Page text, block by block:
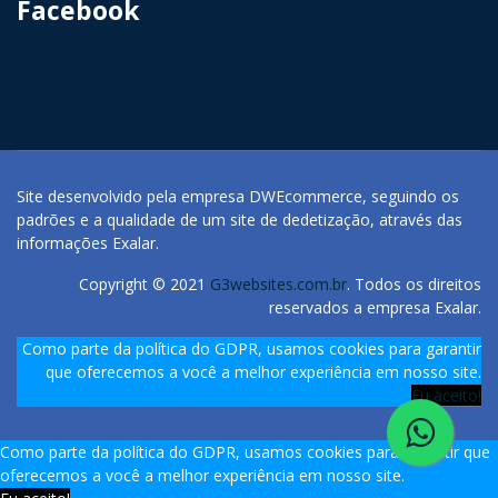
Facebook
Site desenvolvido pela empresa DWEcommerce, seguindo os
padrões e a qualidade de um site de dedetização, através das
informações Exalar.
Copyright © 2021 G3websites.com.br. Todos os direitos
reservados a empresa Exalar.
Como parte da política do GDPR, usamos cookies para garantir
que oferecemos a você a melhor experiência em nosso site.
Eu aceito!
Como parte da política do GDPR, usamos cookies para garantir que
oferecemos a você a melhor experiência em nosso site.